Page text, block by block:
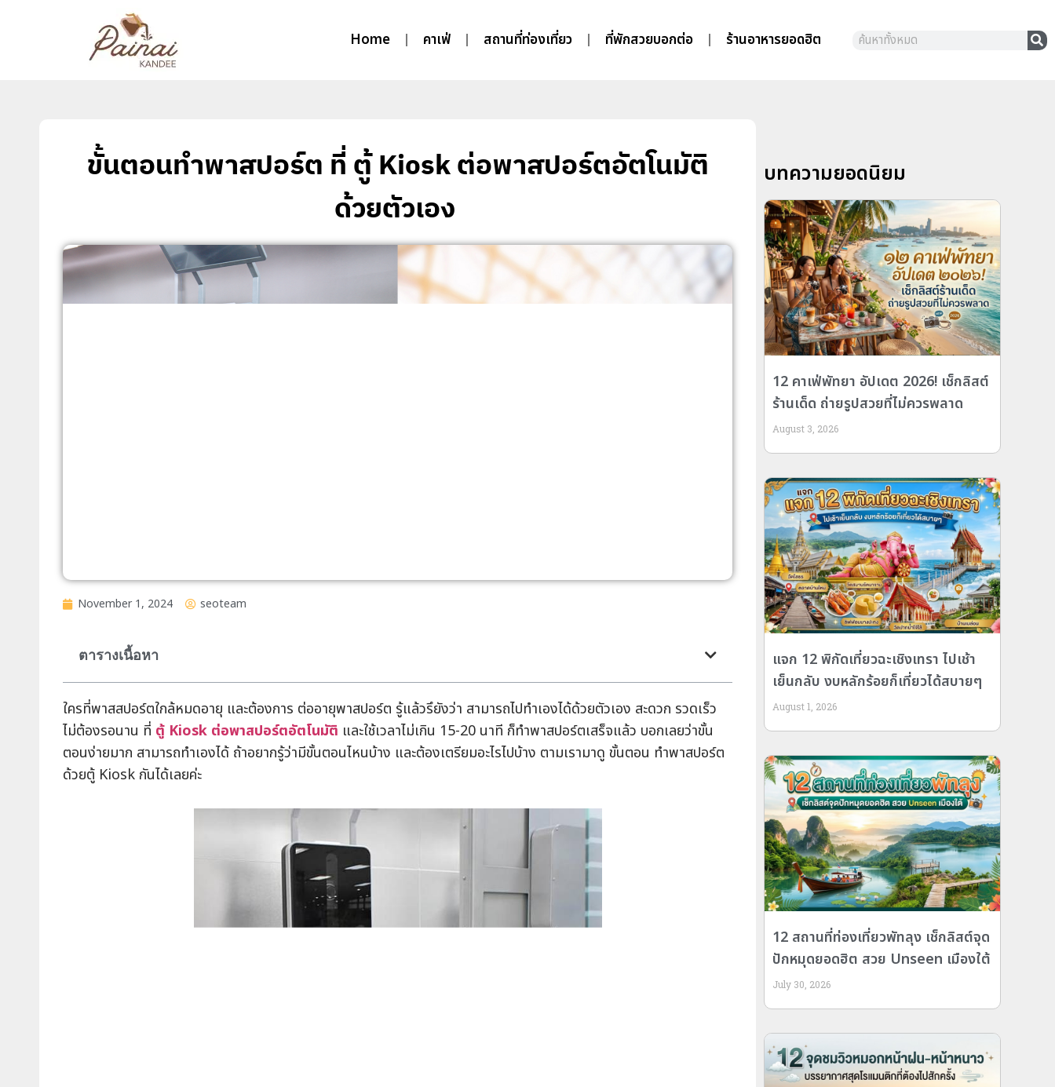
Home คาเฟ่ สถานที่ท่องเที่ยว ที่พักสวยบอกต่อ ร้านอาหารยอดฮิต
ขั้นตอนทำพาสปอร์ต ที่ ตู้ Kiosk ต่อพาสปอร์ตอัตโนมัติ
ด้วยตัวเอง
November 1, 2024 seoteam
ตารางเนื้อหา
ใครที่พาสสปอร์ตใกล้หมดอายุ และต้องการ ต่ออายุพาสปอร์ต รู้แล้วรึยังว่า สามารถไปทำเองได้ด้วยตัวเอง สะดวก รวดเร็ว
ไม่ต้องรอนาน ที่ ตู้ Kiosk ต่อพาสปอร์ตอัตโนมัติ และใช้เวลาไม่เกิน 15-20 นาที ก็ทำพาสปอร์ตเสร็จแล้ว บอกเลยว่าขั้น
ตอนง่ายมาก สามารถทำเองได้ ถ้าอยากรู้ว่ามีขั้นตอนไหนบ้าง และต้องเตรียมอะไรไปบ้าง ตามเรามาดู ขั้นตอน ทำพาสปอร์ต
ด้วยตู้ Kiosk กันได้เลยค่ะ
บทความยอดนิยม
12 คาเฟ่พัทยา อัปเดต 2026! เช็กลิสต์
ร้านเด็ด ถ่ายรูปสวยที่ไม่ควรพลาด
August 3, 2026
แจก 12 พิกัดเที่ยวฉะเชิงเทรา ไปเช้า
เย็นกลับ งบหลักร้อยก็เที่ยวได้สบายๆ
August 1, 2026
12 สถานที่ท่องเที่ยวพัทลุง เช็กลิสต์จุด
ปักหมุดยอดฮิต สวย Unseen เมืองใต้
July 30, 2026